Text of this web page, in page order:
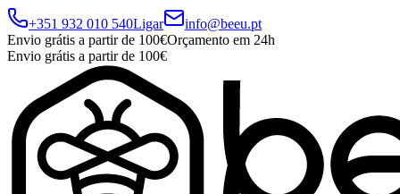
+351 932 010 540Ligar
info@beeu.pt
Envio grátis a partir de 100€Orçamento em 24h
Envio grátis a partir de 100€